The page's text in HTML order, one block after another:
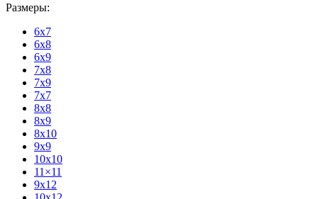
Размеры:
6x7
6x8
6x9
7x8
7x9
7x7
8x8
8x9
8x10
9x9
10x10
11×11
9x12